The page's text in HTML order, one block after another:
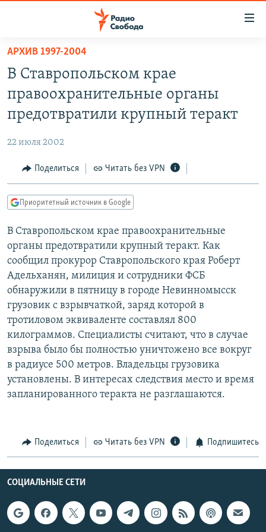
упрощенного
доступа
основному
Вернутся
Вернутся
поиску
ПОДКАСТЫ
АВТОРСКИЕ ПРОЕКТЫ
МНЕНИЯ
КУЛЬТУРА
КАВКАЗ.РЕАЛИИ
СЕВЕР.РЕАЛИИ
СИБИРЬ.РЕАЛИИ
РАСПИСАНИЕ ВЕЩАНИЯ
ПОДПИШИТЕСЬ НА РАССЫЛКУ
СОЦИАЛЬНЫЕ СЕТИ
АРХИВ 1997-2004
В Ставропольском крае
правоохранительные органы
предотвратили крупный теракт
22 июля 2002
Поделиться Читать без VPN
Приоритетный источник в Google
В Ставропольском крае правоохранительные
органы предотвратили крупный теракт. Как
сообщил прокурор Ставропольского края Роберт
Адельханян, милиция и сотрудники ФСБ
обнаружили в пятницу в городе Невинномысск
грузовик с взрывчаткой, заряд которой в
тротиловом эквиваленте составлял 800
килограммов. Специалисты считают, что в случае
взрыва было бы полностью уничтожено все вокруг
в радиусе 500 метров. Владельцы грузовика
установлены. В интересах следствия место и время
запланированного теракта не разглашаются.
Поделиться Читать без VPN Подпишитесь
СОЦИАЛЬНЫЕ СЕТИ